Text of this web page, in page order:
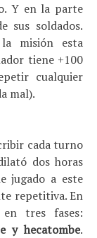
Y en la parte
sus soldados.
misión esta
tiene +100
cualquier
mal).
cada turno
dos horas
jugado a este
repetitiva. En
tres fases:
y hecatombe.